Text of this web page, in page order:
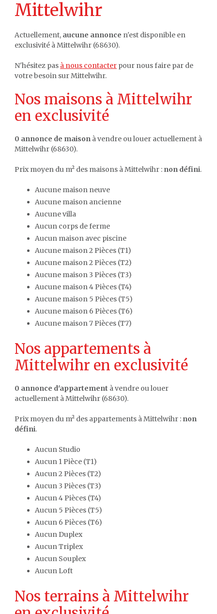
Mittelwihr
Actuellement, aucune annonce n'est disponible en
exclusivité à Mittelwihr (68630).
N'hésitez pas à nous contacter pour nous faire par de
votre besoin sur Mittelwihr.
Nos maisons à Mittelwihr
en exclusivité
0 annonce de maison à vendre ou louer actuellement à
Mittelwihr (68630).
Prix moyen du m² des maisons à Mittelwihr : non défini.
Aucune maison neuve
Aucune maison ancienne
Aucune villa
Aucun corps de ferme
Aucun maison avec piscine
Aucune maison 2 Pièces (T1)
Aucune maison 2 Pièces (T2)
Aucune maison 3 Pièces (T3)
Aucune maison 4 Pièces (T4)
Aucune maison 5 Pièces (T5)
Aucune maison 6 Pièces (T6)
Aucune maison 7 Pièces (T7)
Nos appartements à
Mittelwihr en exclusivité
0 annonce d'appartement à vendre ou louer
actuellement à Mittelwihr (68630).
Prix moyen du m² des appartements à Mittelwihr : non
défini.
Aucun Studio
Aucun 1 Pièce (T1)
Aucun 2 Pièces (T2)
Aucun 3 Pièces (T3)
Aucun 4 Pièces (T4)
Aucun 5 Pièces (T5)
Aucun 6 Pièces (T6)
Aucun Duplex
Aucun Triplex
Aucun Souplex
Aucun Loft
Nos terrains à Mittelwihr